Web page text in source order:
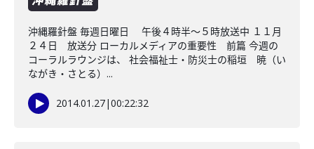
沖縄羅針盤 毎週日曜日 午後４時半～５時放送中 １１月
２４日 放送分 ローカルメディアの重要性 前篇 今週の
コーラルラウンジは、 社会福祉士・防災士の稲垣 暁（い
ながき・さとる）...
2014.01.27|00:22:32